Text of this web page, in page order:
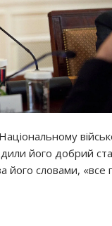
його добрий
словами, «все